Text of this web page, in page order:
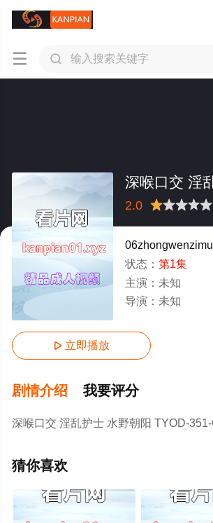
 
2.0
推荐力荐
06zhongwenzimu
状态： 第1集
主演： 未知
导演： 未知
 立即播放
剧情介绍 我要评分
深喉口交 淫乱护士 水野朝阳 TYOD-351-
猜你喜欢